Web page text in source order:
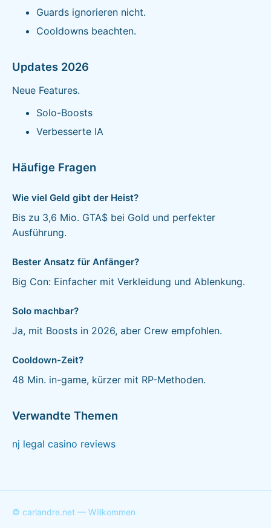
Guards ignorieren nicht.
Cooldowns beachten.
Updates 2026
Neue Features.
Solo-Boosts
Verbesserte IA
Häufige Fragen
Wie viel Geld gibt der Heist?
Bis zu 3,6 Mio. GTA$ bei Gold und perfekter
Ausführung.
Bester Ansatz für Anfänger?
Big Con: Einfacher mit Verkleidung und Ablenkung.
Solo machbar?
Ja, mit Boosts in 2026, aber Crew empfohlen.
Cooldown-Zeit?
48 Min. in-game, kürzer mit RP-Methoden.
Verwandte Themen
nj legal casino reviews
© carlandre.net — Willkommen